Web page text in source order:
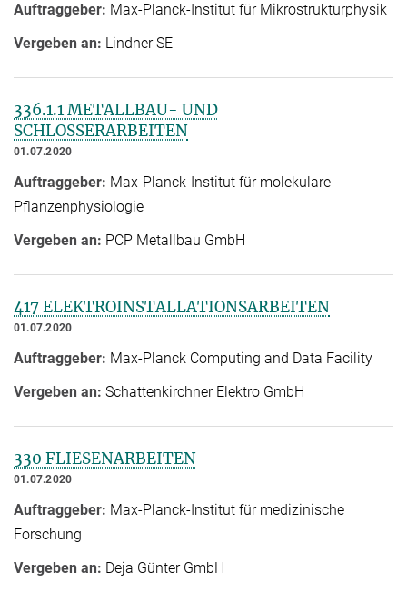
Auftraggeber: Max-Planck-Institut für Mikrostrukturphysik
Vergeben an: Lindner SE
336.1.1 METALLBAU- UND
SCHLOSSERARBEITEN
01.07.2020
Auftraggeber: Max-Planck-Institut für molekulare
Pflanzenphysiologie
Vergeben an: PCP Metallbau GmbH
417 ELEKTROINSTALLATIONSARBEITEN
01.07.2020
Auftraggeber: Max-Planck Computing and Data Facility
Vergeben an: Schattenkirchner Elektro GmbH
330 FLIESENARBEITEN
01.07.2020
Auftraggeber: Max-Planck-Institut für medizinische
Forschung
Vergeben an: Deja Günter GmbH